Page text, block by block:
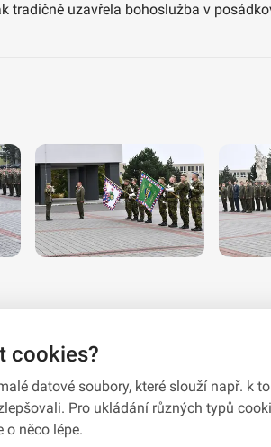
tradičně uzavřela bohoslužba v
cookies?
datové soubory, které slouží např. k
Pro ukládání různých typů
o něco lépe.